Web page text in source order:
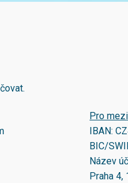
Pro
IBAN:
BIC/
Název
Praha 4,